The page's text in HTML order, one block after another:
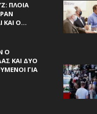
ΠΛΟΊΑ
ΚΑΙ Ο...
Ο
ΚΑΙ ΔΎΟ
ΓΙΑ